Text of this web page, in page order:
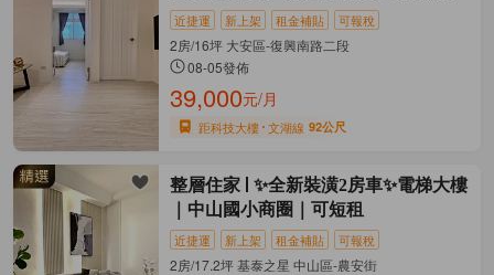
近捷運 新上架 租金補貼 可報稅
2房/16坪 大安區-復興南路二段
08-05發佈
39,000元/月
距科技大樓 文湖線 92公尺
整層住家
✨全新裝潢2房車✨電梯大樓
｜中山國小商圈｜可短租
近捷運 新上架 租金補貼 可報稅
2房/17.2坪 基泰之星 中山區-農安街